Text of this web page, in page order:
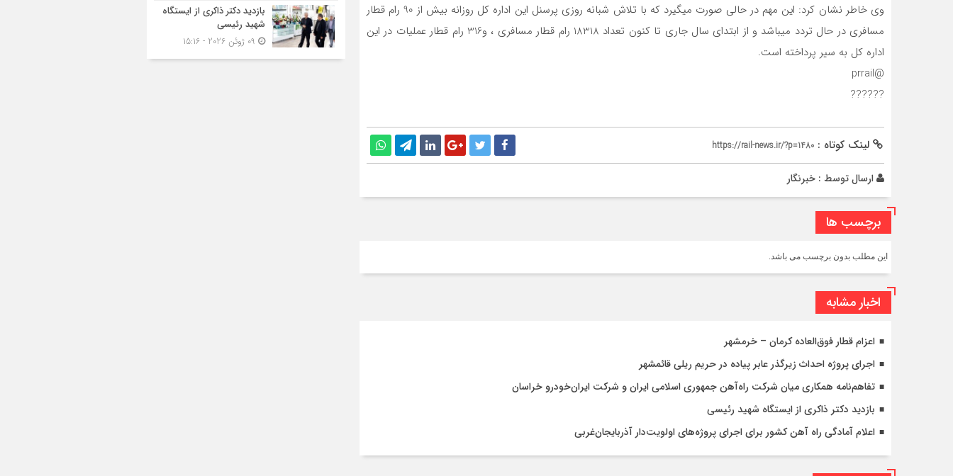
وی خاطر نشان کرد: این مهم در حالی صورت میگیرد که با تلاش شبانه روزی پرسنل این اداره کل روزانه بیش از 90 رام قطار
مسافری در حال تردد میباشد و از ابتدای سال جاری تا کنون تعداد 18318 رام قطار مسافری ، و316 رام قطار عملیات در این
اداره کل به سیر پرداخته است.
@prrail
??????
لینک کوتاه : https://rail-news.ir/?p=1480
ارسال توسط : خبرنگار
برچسب ها
این مطلب بدون برچسب می باشد.
اخبار مشابه
اعزام قطار فوق‌العاده کرمان – خرمشهر
اجرای پروژه احداث زیرگذر عابر پیاده در حریم ریلی قائمشهر
تفاهم‌نامه همکاری میان شرکت راه‌آهن جمهوری اسلامی ایران و شرکت ایران‌خودرو خراسان
بازدید دکتر ذاکری از ایستگاه شهید رئیسی
اعلام آمادگی راه آهن کشور برای اجرای پروژه‌های اولویت‌دار آذربایجان‌غربی
بازدید دکتر ذاکری از ایستگاه
شهید رئیسی